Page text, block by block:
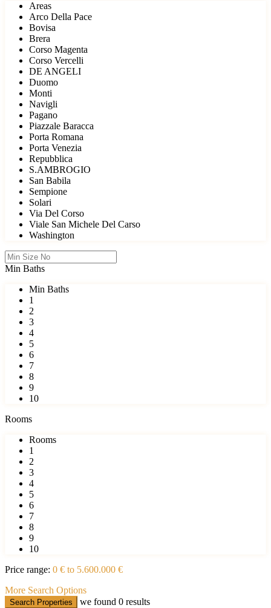
Areas
Arco Della Pace
Bovisa
Brera
Corso Magenta
Corso Vercelli
DE ANGELI
Duomo
Monti
Navigli
Pagano
Piazzale Baracca
Porta Romana
Porta Venezia
Repubblica
S.AMBROGIO
San Babila
Sempione
Solari
Via Del Corso
Viale San Michele Del Carso
Washington
Min Baths
Min Baths
1
2
3
4
5
6
7
8
9
10
Rooms
Rooms
1
2
3
4
5
6
7
8
9
10
Price range: 0 € to 5.600.000 €
More Search Options
Search Properties we found 0 results